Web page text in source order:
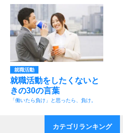
就職活動
就職活動をしたくないと
きの30の言葉
「働いたら負け」と思ったら、負け。
カテゴリランキング